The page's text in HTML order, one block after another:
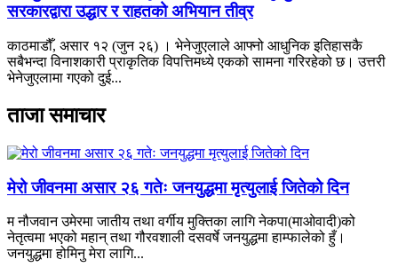
सरकारद्वारा उद्धार र राहतको अभियान तीव्र
काठमाडौँ, असार १२ (जुन २६) । भेनेजुएलाले आफ्नो आधुनिक इतिहासकै
सबैभन्दा विनाशकारी प्राकृतिक विपत्तिमध्ये एकको सामना गरिरहेको छ। उत्तरी
भेनेजुएलामा गएको दुई...
ताजा समाचार
मेरो जीवनमा असार २६ गतेः जनयुद्धमा मृत्युलाई जितेको दिन
म नौजवान उमेरमा जातीय तथा वर्गीय मुक्तिका लागि नेकपा(माओवादी)को
नेतृत्वमा भएको महान् तथा गौरवशाली दसवर्षे जनयुद्धमा हाम्फालेको हुँ।
जनयुद्धमा होमिनु मेरा लागि...